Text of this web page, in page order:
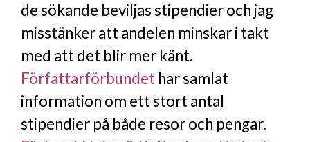
de sökande beviljas stipendier och jag
misstänker att andelen minskar i takt
med att det blir mer känt.
Författarförbundet har samlat
information om ett stort antal
stipendier på både resor och pengar.